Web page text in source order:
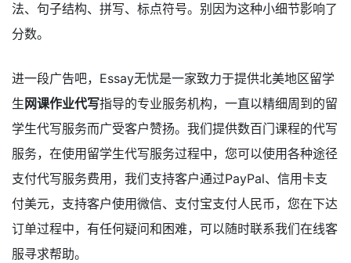
法、句子结构、拼写、标点符号。别因为这种小细节影响了
分数。
进一段广告吧，Essay无忧是一家致力于提供北美地区留学
生 网课作业代写指导的专业服务机构，一直以精细周到的留
学生代写服务而广受客户赞扬。我们提供数百门课程的代写
服务，在使用留学生代写服务过程中，您可以使用各种途径
支付代写服务费用，我们支持客户通过PayPal、信用卡支
付美元，支持客户使用微信、支付宝支付人民币，您在下达
订单过程中，有任何疑问和困难，可以随时联系我们在线客
服寻求帮助。